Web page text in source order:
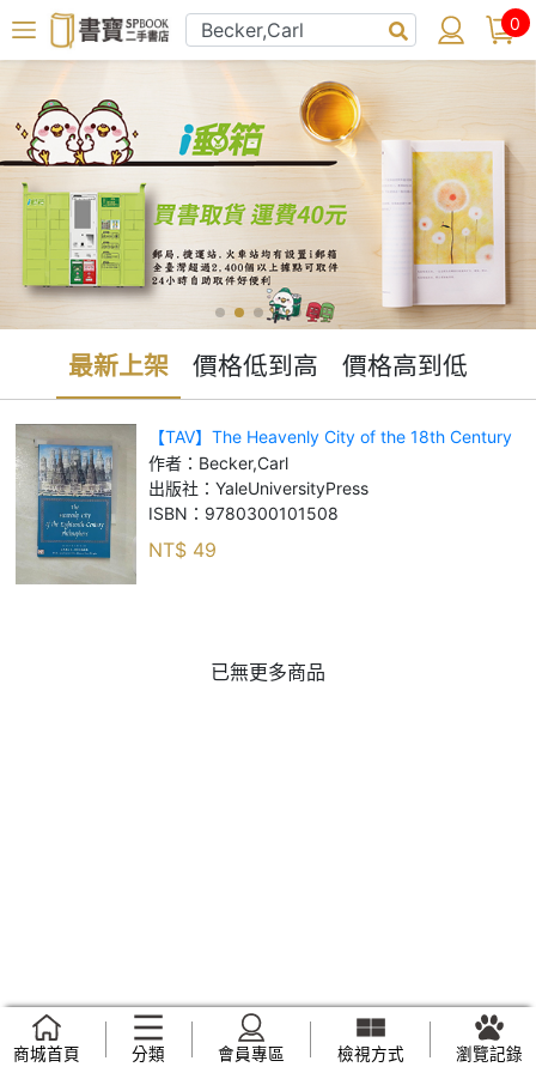
0
最新上架 價格低到高 價格高到低
【TAV】The Heavenly City of the 18th Century
Philosophers_Becker, Carl
作者： Becker,Carl
出版社： YaleUniversityPress
ISBN： 9780300101508
NT$ 49
已無更多商品
商城首頁 分類 會員專區 檢視方式 瀏覽記錄